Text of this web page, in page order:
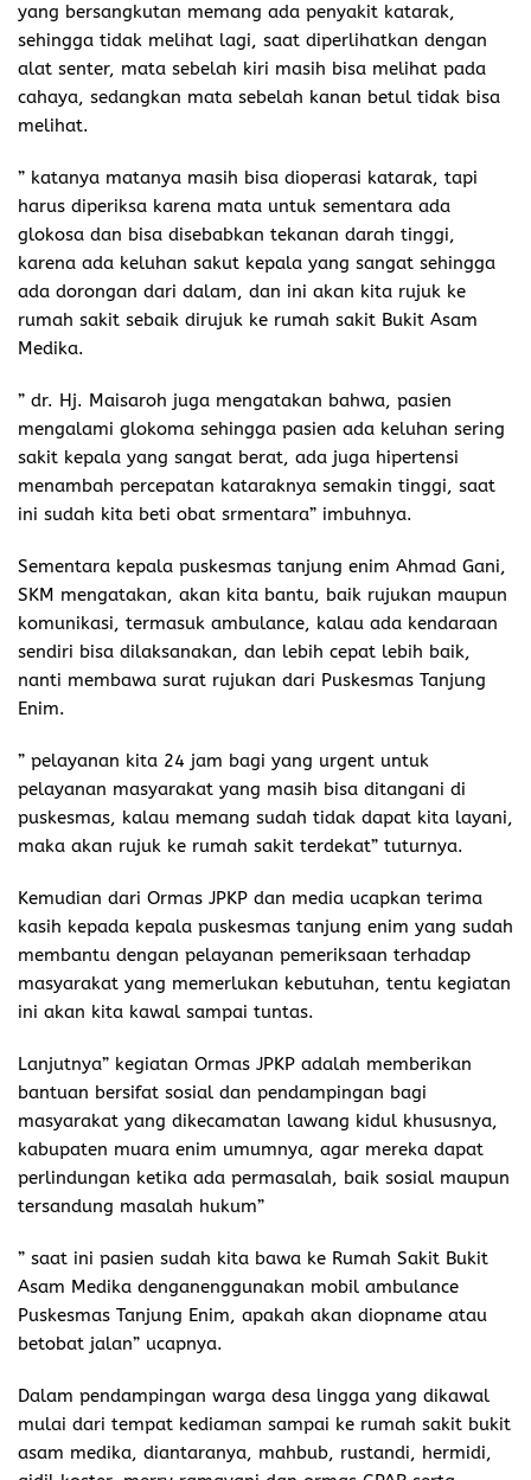
yang bersangkutan memang ada penyakit katarak,
sehingga tidak melihat lagi, saat diperlihatkan dengan
alat senter, mata sebelah kiri masih bisa melihat pada
cahaya, sedangkan mata sebelah kanan betul tidak bisa
melihat.
” katanya matanya masih bisa dioperasi katarak, tapi
harus diperiksa karena mata untuk sementara ada
glokosa dan bisa disebabkan tekanan darah tinggi,
karena ada keluhan sakut kepala yang sangat sehingga
ada dorongan dari dalam, dan ini akan kita rujuk ke
rumah sakit sebaik dirujuk ke rumah sakit Bukit Asam
Medika.
” dr. Hj. Maisaroh juga mengatakan bahwa, pasien
mengalami glokoma sehingga pasien ada keluhan sering
sakit kepala yang sangat berat, ada juga hipertensi
menambah percepatan kataraknya semakin tinggi, saat
ini sudah kita beti obat srmentara” imbuhnya.
Sementara kepala puskesmas tanjung enim Ahmad Gani,
SKM mengatakan, akan kita bantu, baik rujukan maupun
komunikasi, termasuk ambulance, kalau ada kendaraan
sendiri bisa dilaksanakan, dan lebih cepat lebih baik,
nanti membawa surat rujukan dari Puskesmas Tanjung
Enim.
” pelayanan kita 24 jam bagi yang urgent untuk
pelayanan masyarakat yang masih bisa ditangani di
puskesmas, kalau memang sudah tidak dapat kita layani,
maka akan rujuk ke rumah sakit terdekat” tuturnya.
Kemudian dari Ormas JPKP dan media ucapkan terima
kasih kepada kepala puskesmas tanjung enim yang sudah
membantu dengan pelayanan pemeriksaan terhadap
masyarakat yang memerlukan kebutuhan, tentu kegiatan
ini akan kita kawal sampai tuntas.
Lanjutnya” kegiatan Ormas JPKP adalah memberikan
bantuan bersifat sosial dan pendampingan bagi
masyarakat yang dikecamatan lawang kidul khususnya,
kabupaten muara enim umumnya, agar mereka dapat
perlindungan ketika ada permasalah, baik sosial maupun
tersandung masalah hukum”
” saat ini pasien sudah kita bawa ke Rumah Sakit Bukit
Asam Medika denganenggunakan mobil ambulance
Puskesmas Tanjung Enim, apakah akan diopname atau
betobat jalan” ucapnya.
Dalam pendampingan warga desa lingga yang dikawal
mulai dari tempat kediaman sampai ke rumah sakit bukit
asam medika, diantaranya, mahbub, rustandi, hermidi,